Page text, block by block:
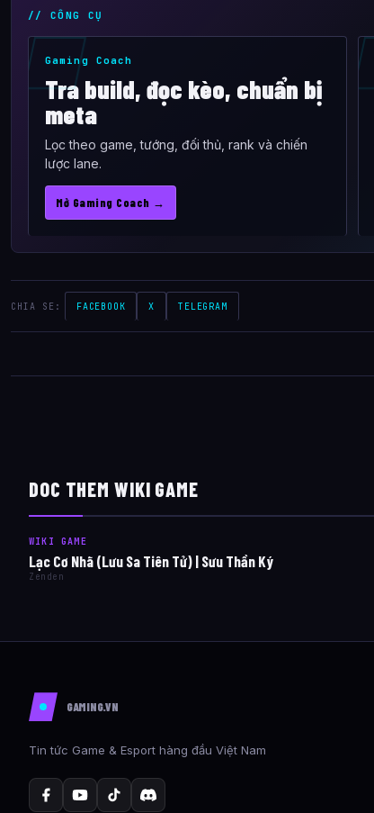
// CÔNG CỤ
Gaming Coach
Tra build, đọc kèo, chuẩn bị
meta
Lọc theo game, tướng, đối thủ, rank và chiến
lược lane.
Mở Gaming Coach →
CHIA SE: FACEBOOK X TELEGRAM
DOC THEM WIKI GAME
WIKI GAME
Lạc Cơ Nhã (Lưu Sa Tiên Tử) | Sưu Thần Ký
Zenden
GAMING.VN
Tin tức Game & Esport hàng đầu Việt Nam